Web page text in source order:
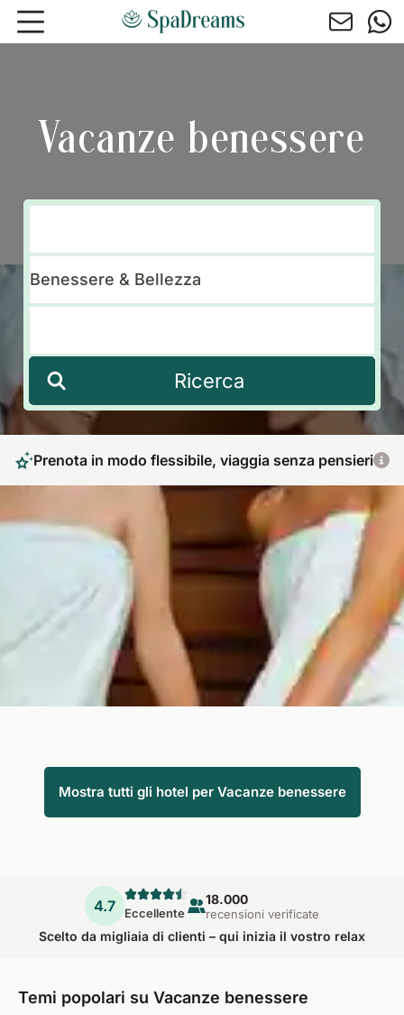
Andare al contenuto principale
Vacanze benessere
Ricerca
Prenota in modo flessibile, viaggia senza pensieri
Soggiorni benessere per rigenerare corpo e
mente in location da sogno
Ogni persona merita vacanze benessere pensate su misura. In
Italia o all’estero, tra spa eleganti e panorami rilassanti, ciò che
conta è dimenticare lo stress. I nostri hotel offrono ambienti
curati, trattamenti esclusivi e comfort totale per farvi vivere
un’esperienza davvero rigenerante.
Mostra tutti gli hotel per Vacanze benessere
4.7 Eccellente
18.000
recensioni verificate
Scelto da migliaia di clienti – qui inizia il vostro relax
Temi popolari su Vacanze benessere